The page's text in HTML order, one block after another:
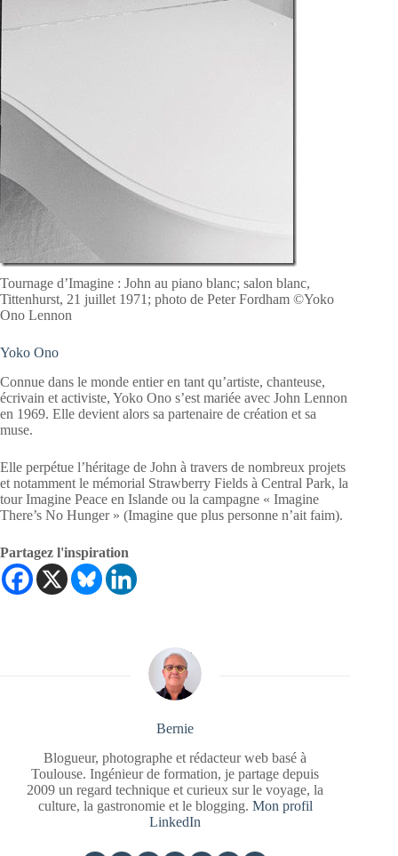
Tournage d’Imagine : John au piano blanc; salon blanc,
Tittenhurst, 21 juillet 1971; photo de Peter Fordham ©Yoko
Ono Lennon
Yoko Ono
Connue dans le monde entier en tant qu’artiste, chanteuse,
écrivain et activiste, Yoko Ono s’est mariée avec John Lennon
en 1969. Elle devient alors sa partenaire de création et sa
muse.
Elle perpétue l’héritage de John à travers de nombreux projets
et notamment le mémorial Strawberry Fields à Central Park, la
tour Imagine Peace en Islande ou la campagne « Imagine
There’s No Hunger » (Imagine que plus personne n’ait faim).
Partagez l'inspiration
Bernie
Blogueur, photographe et rédacteur web basé à
Toulouse. Ingénieur de formation, je partage depuis
2009 un regard technique et curieux sur le voyage, la
culture, la gastronomie et le blogging. Mon profil
LinkedIn